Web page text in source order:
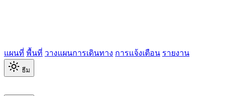
แผนที่ พื้นที่ วางแผนการเดินทาง การแจ้งเตือน รายงาน
ธีม